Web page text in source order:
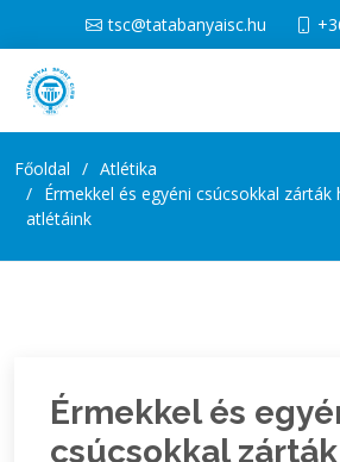
tsc@tatabanyaisc.hu
Főoldal
Atlétika
Érmekkel és egyéni csúcsokkal zárták
atlétáink
Érmekkel és
csúcsokkal